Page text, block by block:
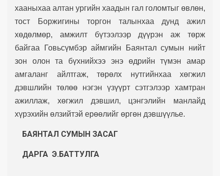
хааныхаа алтан ургийн хаадын гал голомтыг өвлөн,
тост Боржигины торгон талынхаа дунд ажил
хөдөлмөр, амжилт бүтээлээр дүүрэн аж төрж
байгаа Говьсүмбэр аймгийн Баянтал сумын нийт
зон олон та бүхнийхээ энэ өдрийн түмэн амар
амгаланг айлтгаж, төрөлх нутгийнхаа хөгжил
дэвшлийн төлөө нэгэн үзүүрт сэтгэлээр хамтран
ажиллаж, хөгжил дэвшил, цэнгэлийн манлайд
хүрэхийн өлзийтэй ерөөлийг өргөн дэвшүүлье.
БАЯНТАЛ СУМЫН ЗАСАГ
ДАРГА Э.БАТТУЛГА